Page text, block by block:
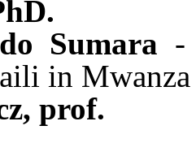
Sumara -
in
prof.